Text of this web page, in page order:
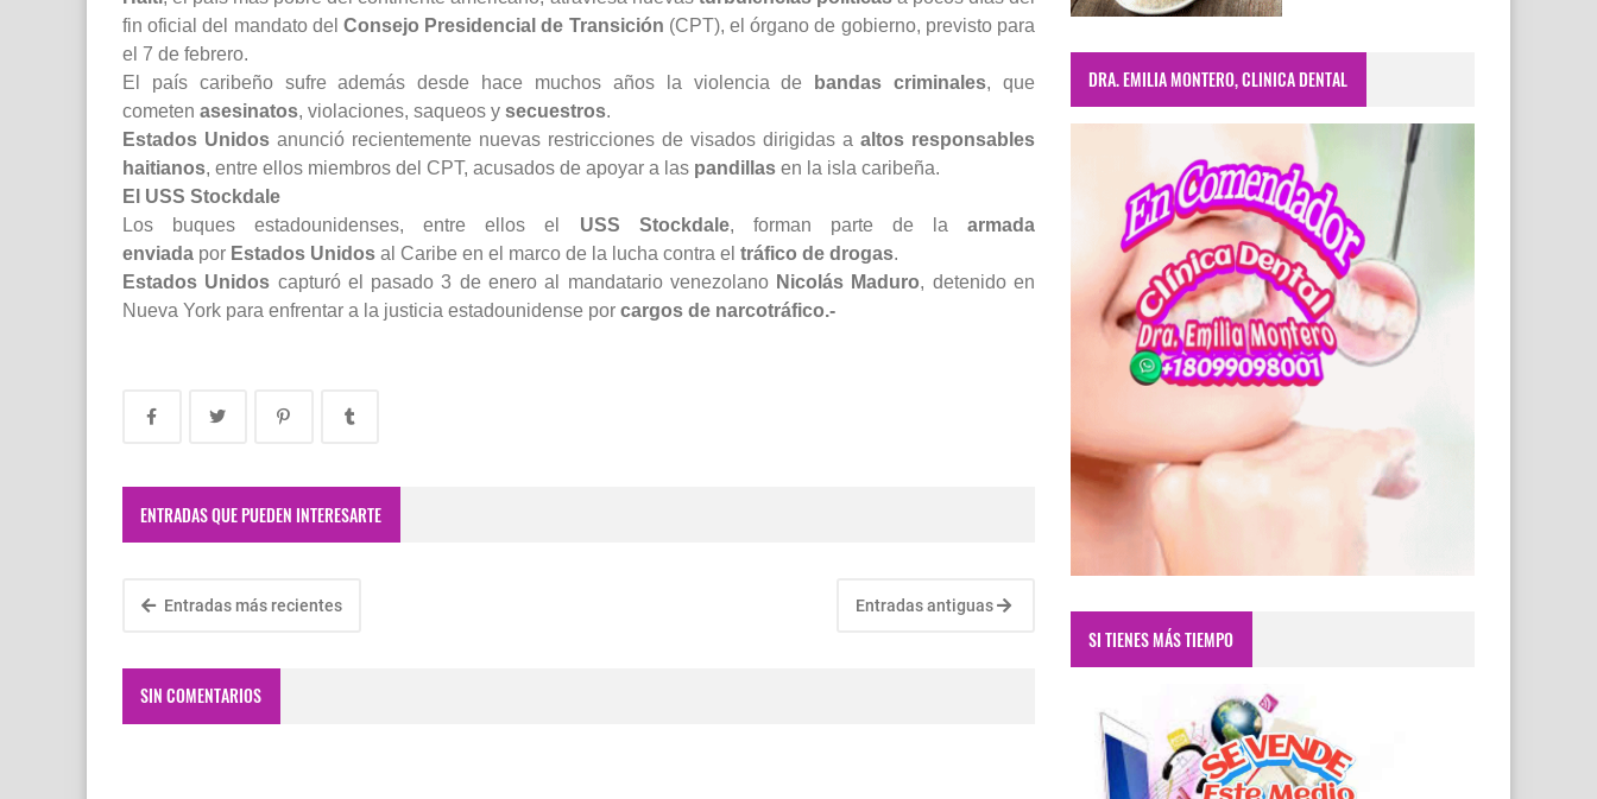
fin oficial del mandato del Consejo Presidencial de Transición (CPT), el órgano de gobierno, previsto para
el 7 de febrero.
El país caribeño sufre además desde hace muchos años la violencia de
bandas criminales, que
cometen asesinatos, violaciones, saqueos y secuestros.
Estados Unidos anunció recientemente nuevas restricciones de visados dirigidas a altos responsables
haitianos, entre ellos miembros del CPT, acusados de apoyar a las pandillas en la isla caribeña.
El USS Stockdale
Los buques estadounidenses, entre ellos el USS Stockdale, forman parte de laarmada
enviada por Estados Unidos al Caribe en el marco de la lucha contra el tráfico de drogas.
Estados Unidos capturó el pasado 3 de enero al mandatario venezolano Nicolás Maduro, detenido en
Nueva York para enfrentar a la justicia estadounidense por cargos de narcotráfico.-
ENTRADAS QUE PUEDEN INTERESARTE
Entradas más recientes Entradas antiguas
SIN COMENTARIOS
DRA. EMILIA MONTERO, CLINICA DENTAL
SI TIENES MÁS TIEMPO